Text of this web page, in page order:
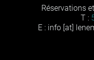
Réservations
T :
E : info[at]